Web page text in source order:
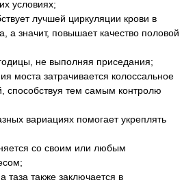
условиях;
лучшей циркуляции крови в
а значит, повышает качество половой
не выполняя приседания;
моста затрачивается колоссальное
способствуя тем самым контролю
вариациях помогает укреплять
со своим или любым
таза также заключается в